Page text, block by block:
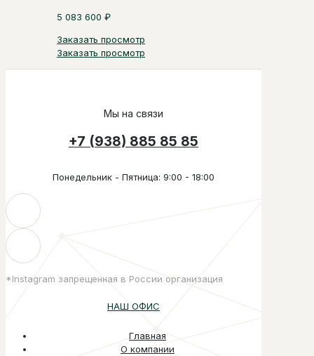
5 083 600 ₽
Заказать просмотр
Заказать просмотр
Мы на связи
+7 (938) 885 85 85
Понедельник - Пятница: 9:00 - 18:00
*Instagram запрещенная в России организация
НАШ ОФИС
Главная
О компании